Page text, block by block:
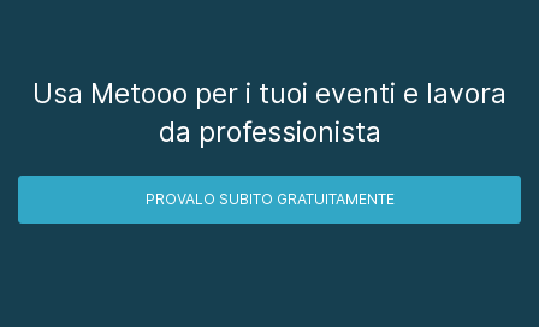
Usa Metooo per i tuoi eventi e lavora
da professionista
PROVALO SUBITO GRATUITAMENTE